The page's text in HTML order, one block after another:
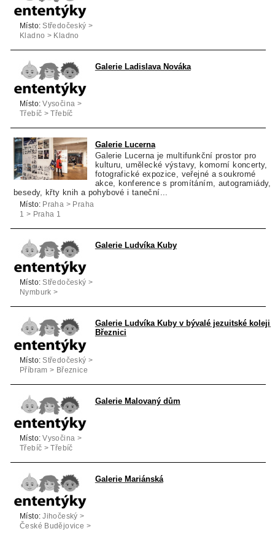
Místo: Středočeský >
Kladno > Kladno
Galerie Ladislava Nováka
Místo: Vysočina >
Třebíč > Třebíč
Galerie Lucerna
Galerie Lucerna je multifunkční prostor pro
kulturu, umělecké výstavy, komorní koncerty,
fotografické expozice, veřejné a soukromé
akce, konference s promítáním, autogramiády,
besedy, křty knih a pohybové i taneční...
Místo: Praha > Praha
1 > Praha 1
Galerie Ludvíka Kuby
Místo: Středočeský >
Nymburk >
Galerie Ludvíka Kuby v bývalé jezuitské koleji
Březnici
Místo: Středočeský >
Příbram > Březnice
Galerie Malovaný dům
Místo: Vysočina >
Třebíč > Třebíč
Galerie Mariánská
Místo: Jihočeský >
České Budějovice >